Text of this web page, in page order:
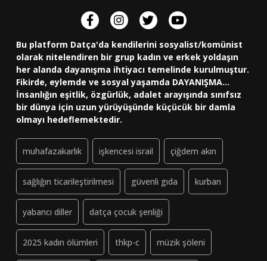
Bu platform Datça'da kendilerini sosyalist/komünist
olarak nitelendiren bir grup kadın ve erkek yoldaşın
her alanda dayanışma ihtiyacı temelinde kurulmuştur.
Fikirde, eylemde ve sosyal yaşamda DAYANIŞMA...
İnsanlığın eşitlik, özgürlük, adalet arayışında sınıfsız
bir dünya için uzun yürüyüşünde küçücük bir damla
olmayı hedeflemektedir.
muhafazakarlık işkencesi israil çiğdem akın
sağlığın ticarileştirilmesi güvenli gıda kurban
yabancı diller datça çocuk şenliği
2025 kadın ölümleri thkp-c müzik şöleni